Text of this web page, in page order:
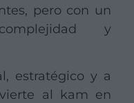
pero con un
y
estratégico y a
al kam en